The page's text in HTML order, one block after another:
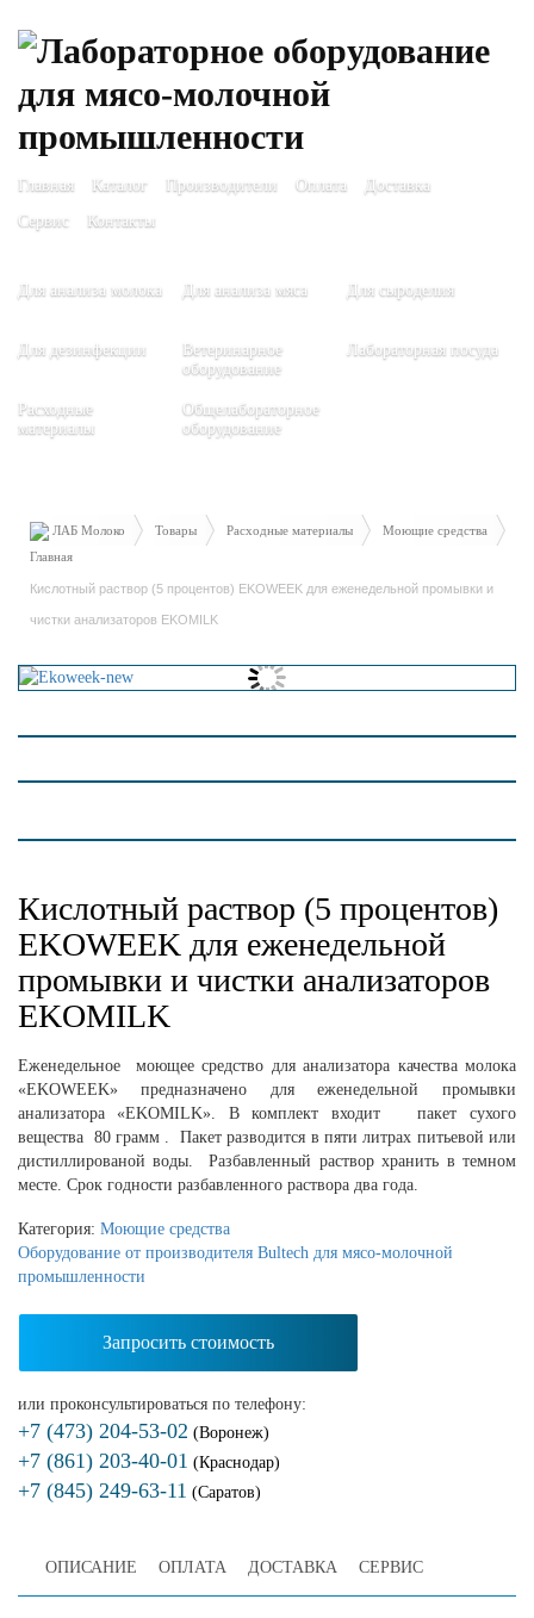
Главная Каталог Производители Оплата
Доставка
Сервис
Контакты
Для анализа молока Для анализа мяса Для сыроделия
Для дезинфекции
Ветеринарное
оборудование
Лабораторная посуда
Расходные
материалы
Общелабораторное
оборудование
ЛАБ Молоко Товары Расходные материалы Моющие средства
Кислотный раствор (5 процентов) EKOWEEK для еженедельной промывки и
чистки анализаторов EKOMILK
Кислотный раствор (5 процентов)
EKOWEEK для еженедельной
промывки и чистки анализаторов
EKOMILK
Еженедельное моющее средство для анализатора качества молока
«EKOWEEK» предназначено для еженедельной промывки
анализатора «EKOMILK». В комплект входит пакет сухого
вещества 80 грамм . Пакет разводится в пяти литрах питьевой или
дистиллированой воды. Разбавленный раствор хранить в темном
месте. Срок годности разбавленного раствора два года.
Категория: Моющие средства
Оборудование от производителя Bultech для мясо-молочной
промышленности
Запросить стоимость
или проконсультироваться по телефону:
+7 (473) 204-53-02 (Воронеж)
+7 (861) 203-40-01 (Краснодар)
+7 (845) 249-63-11 (Саратов)
ОПИСАНИЕ ОПЛАТА ДОСТАВКА СЕРВИС